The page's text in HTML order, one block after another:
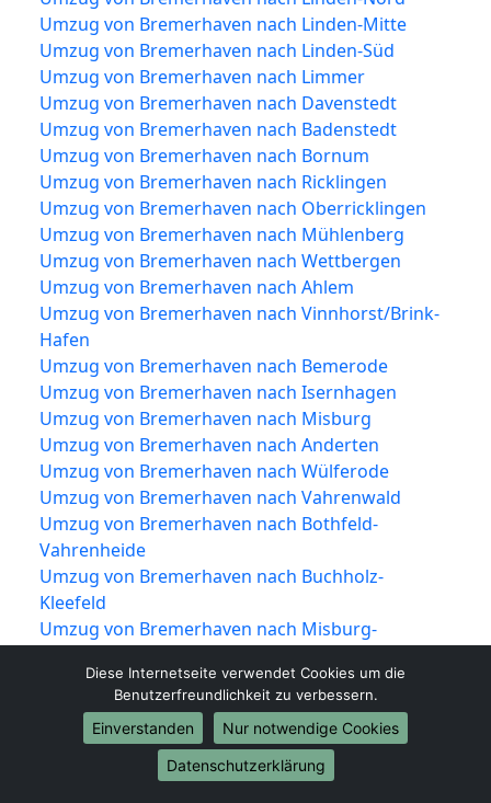
Umzug von Bremerhaven nach Linden-Mitte
Umzug von Bremerhaven nach Linden-Süd
Umzug von Bremerhaven nach Limmer
Umzug von Bremerhaven nach Davenstedt
Umzug von Bremerhaven nach Badenstedt
Umzug von Bremerhaven nach Bornum
Umzug von Bremerhaven nach Ricklingen
Umzug von Bremerhaven nach Oberricklingen
Umzug von Bremerhaven nach Mühlenberg
Umzug von Bremerhaven nach Wettbergen
Umzug von Bremerhaven nach Ahlem
Umzug von Bremerhaven nach Vinnhorst/Brink-
Hafen
Umzug von Bremerhaven nach Bemerode
Umzug von Bremerhaven nach Isernhagen
Umzug von Bremerhaven nach Misburg
Umzug von Bremerhaven nach Anderten
Umzug von Bremerhaven nach Wülferode
Umzug von Bremerhaven nach Vahrenwald
Umzug von Bremerhaven nach Bothfeld-
Vahrenheide
Umzug von Bremerhaven nach Buchholz-
Kleefeld
Umzug von Bremerhaven nach Misburg-
Umzug von Bremerhaven nach Kirchrode-
Bemerode-Wülferode
Umzug von Bremerhaven nach Südstadt-Bult
Umzug von Bremerhaven nach Döhren-Wülfel
Umzug von Bremerhaven nach Ricklingen
Diese Internetseite verwendet Cookies um die
Benutzerfreundlichkeit zu verbessern.
Einverstanden
Nur notwendige Cookies
Datenschutzerklärung